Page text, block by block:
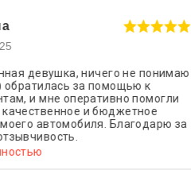
девушка, ничего не понимаю
за помощью к
и мне оперативно помогли
и бюджетное
автомобиля. Благодарю за